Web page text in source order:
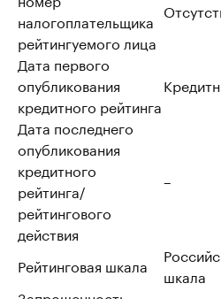
налогоплательщика
рейтингуемого лица
Дата первого
опубликования
кредитного рейтинга
Дата последнего
опубликования
кредитного
рейтинга/
рейтингового
действия
–
Рейтинговая шкала
шкала